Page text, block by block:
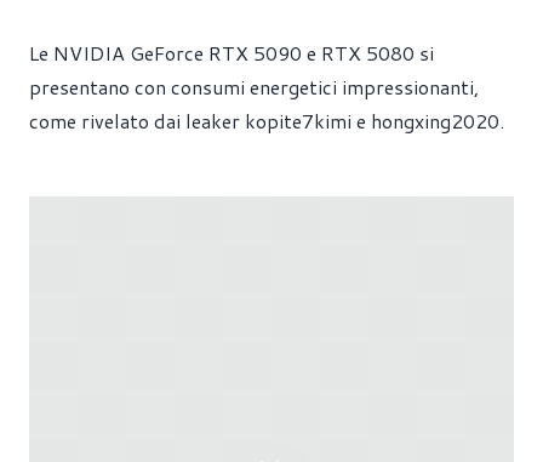
Le NVIDIA GeForce RTX 5090 e RTX 5080 si
presentano con consumi energetici impressionanti,
come rivelato dai leaker kopite7kimi e hongxing2020.